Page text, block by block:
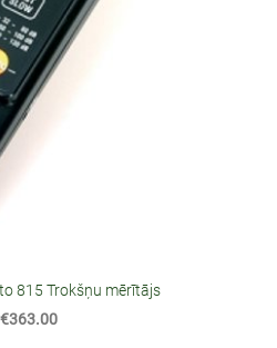
815 Trokšņu mērītājs
€363.00